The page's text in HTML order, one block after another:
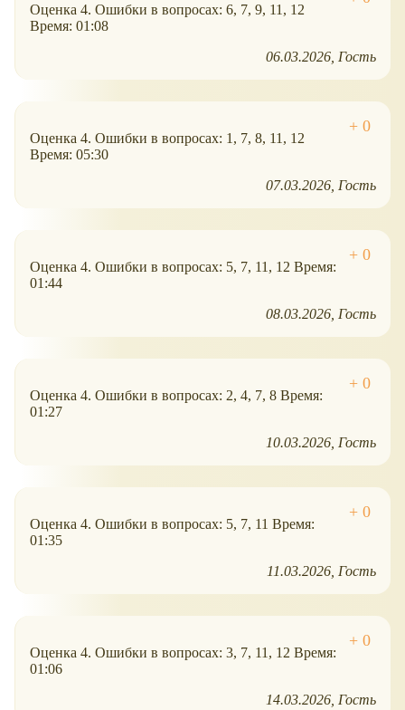
Оценка 4. Ошибки в вопросах: 6, 7, 9, 11, 12
Время: 01:08
06.03.2026 Гость
Оценка 4. Ошибки в вопросах: 1, 7, 8, 11, 12
Время: 05:30
07.03.2026 Гость
Оценка 4. Ошибки в вопросах: 5, 7, 11, 12 Время:
01:44
08.03.2026 Гость
Оценка 4. Ошибки в вопросах: 2, 4, 7, 8 Время:
01:27
10.03.2026 Гость
Оценка 4. Ошибки в вопросах: 5, 7, 11 Время:
01:35
11.03.2026 Гость
Оценка 4. Ошибки в вопросах: 3, 7, 11, 12 Время:
01:06
14.03.2026 Гость